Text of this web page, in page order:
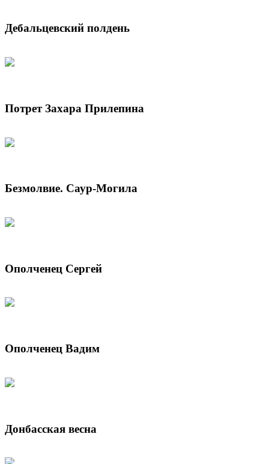
Дебальцевский полдень
Потрет Захара Прилепина
Безмолвие. Саур-Могила
Ополченец Сергей
Ополченец Вадим
Донбасская весна